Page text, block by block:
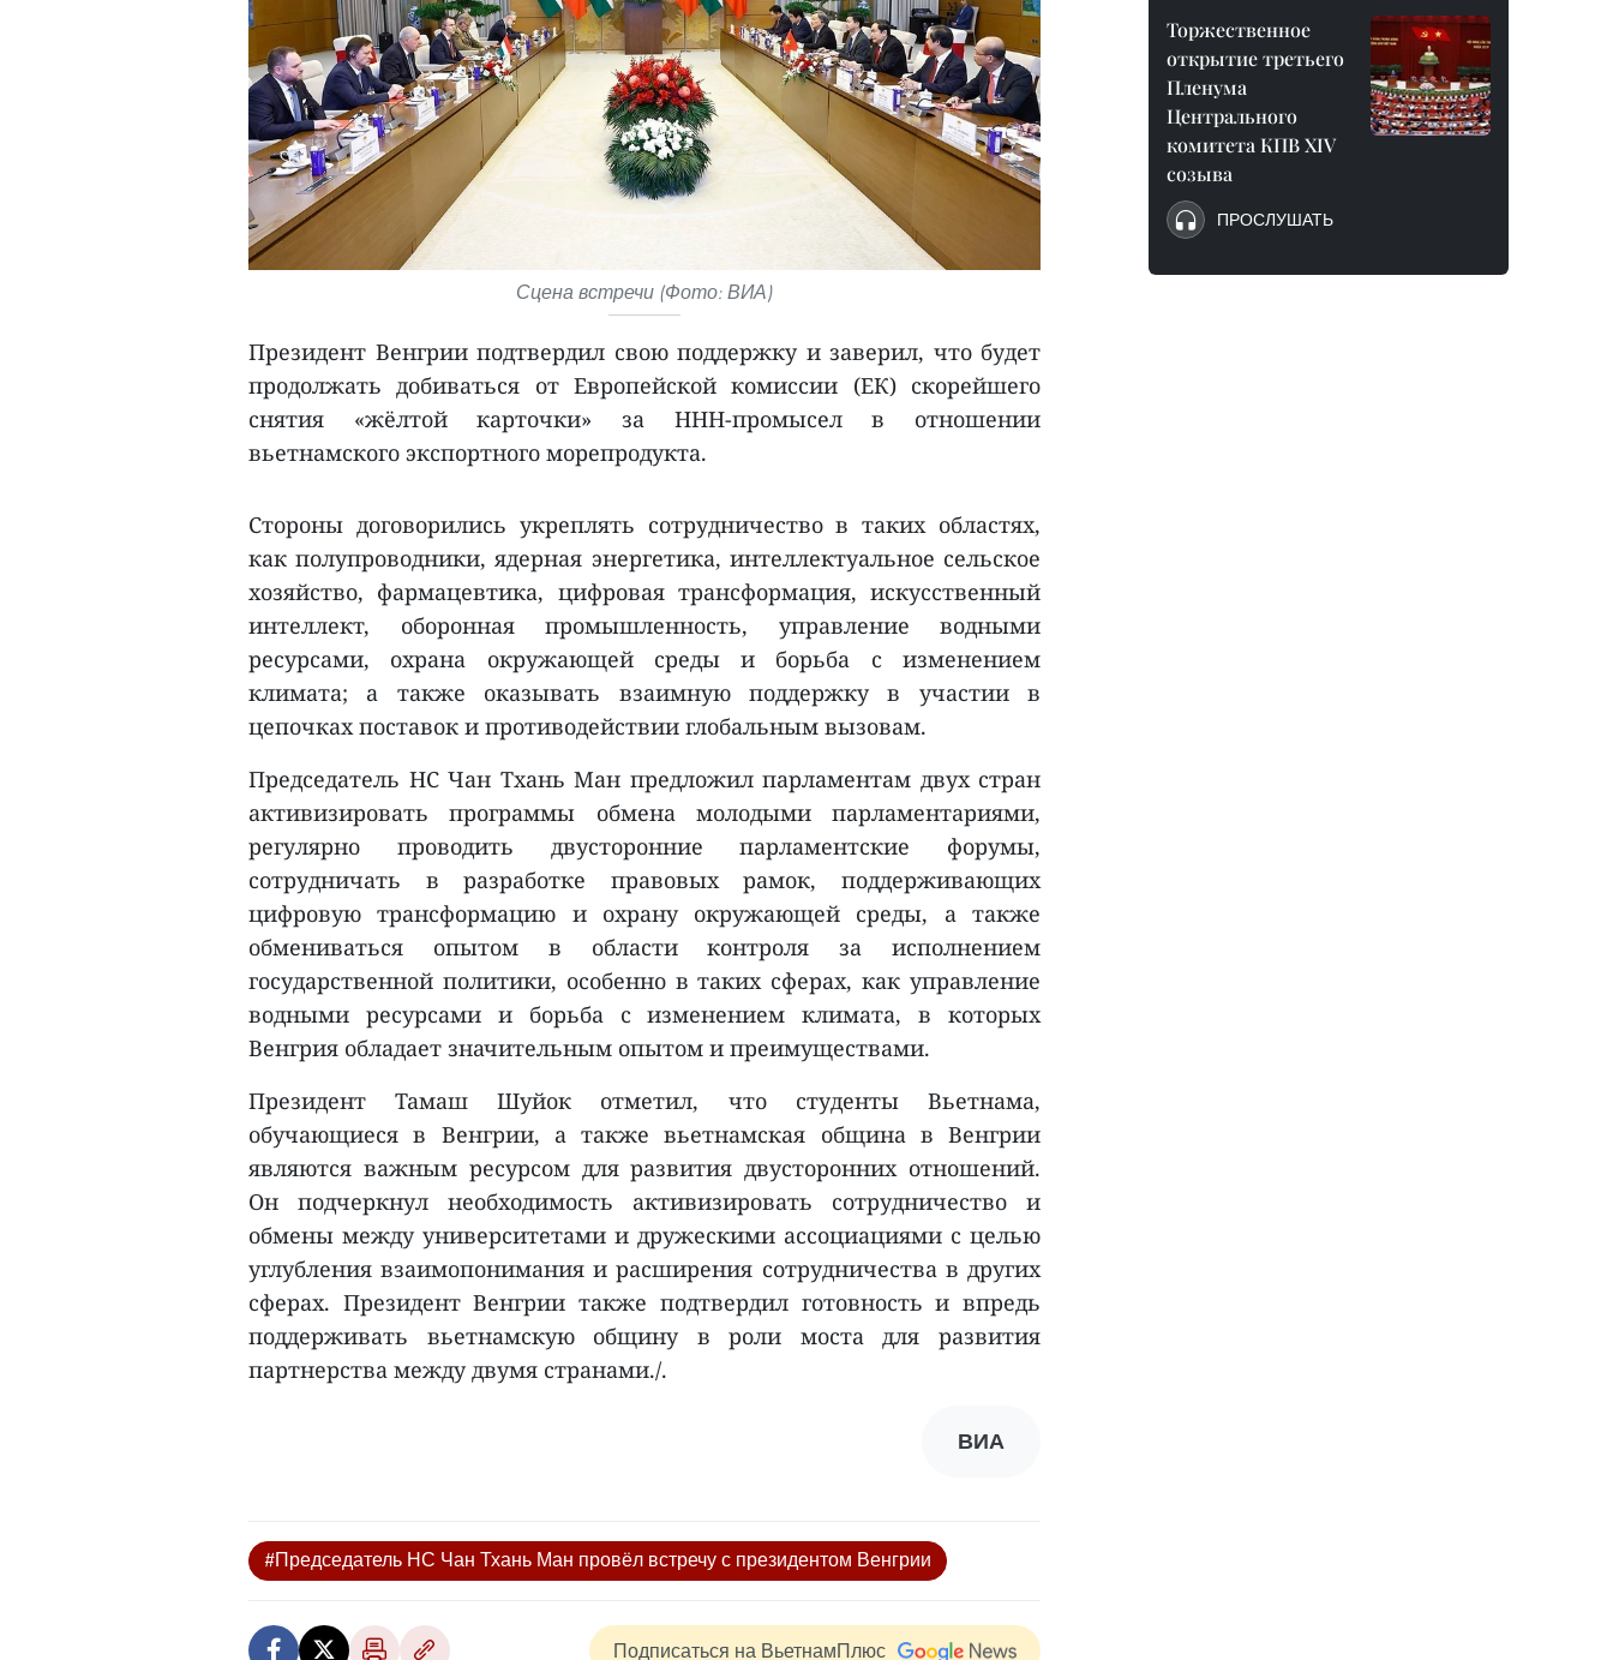
Сцена встречи (Фото: ВИА)
Президент Венгрии подтвердил свою поддержку и заверил, что будет
продолжать добиваться от Европейской комиссии (ЕК) скорейшего
снятия «жёлтой карточки» за ННН-промысел в отношении
вьетнамского экспортного морепродукта.
Стороны договорились укреплять сотрудничество в таких областях,
как полупроводники, ядерная энергетика, интеллектуальное сельское
хозяйство, фармацевтика, цифровая трансформация, искусственный
интеллект, оборонная промышленность, управление водными
ресурсами, охрана окружающей среды и борьба с изменением
климата; а также оказывать взаимную поддержку в участии в
цепочках поставок и противодействии глобальным вызовам.
Председатель НС Чан Тхань Ман предложил парламентам двух стран
активизировать программы обмена молодыми парламентариями,
регулярно проводить двусторонние парламентские форумы,
сотрудничать в разработке правовых рамок, поддерживающих
цифровую трансформацию и охрану окружающей среды, а также
обмениваться опытом в области контроля за исполнением
государственной политики, особенно в таких сферах, как управление
водными ресурсами и борьба с изменением климата, в которых
Венгрия обладает значительным опытом и преимуществами.
Президент Тамаш Шуйок отметил, что студенты Вьетнама,
обучающиеся в Венгрии, а также вьетнамская община в Венгрии
являются важным ресурсом для развития двусторонних отношений.
Он подчеркнул необходимость активизировать сотрудничество и
обмены между университетами и дружескими ассоциациями с целью
углубления взаимопонимания и расширения сотрудничества в других
сферах. Президент Венгрии также подтвердил готовность и впредь
поддерживать вьетнамскую общину в роли моста для развития
партнерства между двумя странами./.
ВИА
#Председатель НС Чан Тхань Ман провёл встречу с президентом Венгрии
Подписаться на ВьетнамПлюс
Торжественное
открытие третьего
Пленума
Центрального
комитета КПВ XIV
созыва
ПРОСЛУШАТЬ